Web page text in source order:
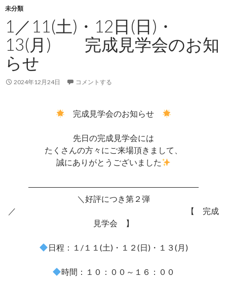
キ
ッ
プ
未分類
1／11(土)・12日(日)・
13(月) 完成見学会のお知
らせ
2024年12月24日 コメントする
完成見学会のお知らせ
先日の完成見学会には
たくさんの方々にご来場頂きまして、
誠にありがとうございました
―――――――――――――――――――――
＼好評につき第２弾
／ 【 完成
見学会 】
日程：１/１１(土)・１２(日)・１３(月)
時間：１０：００～１６：００